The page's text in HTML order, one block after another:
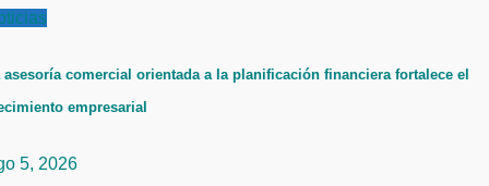
asesoría comercial orientada a la planificación financiera fortalece el
empresarial
5, 2026